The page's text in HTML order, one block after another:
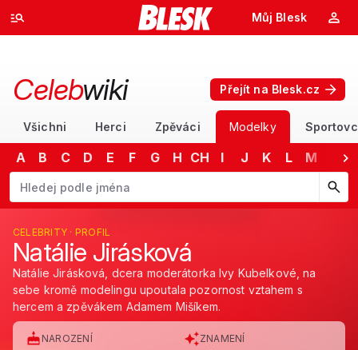
Můj Blesk
Celebwiki Přejít na Blesk.cz
Všichni Herci Zpěváci Modelky
A B C D E F G H CH I J K L M
Začněte psát jméno. Šipkami dolů a nahoru procházejte návrhy,
CELEBRITY · PROFIL
Natálie Jirásková
Natálie Jirásková, dcera moderátorka Ivy Kubelkové, na
sebe kromě modelingu upoutala pozornost vztahem s
hercem a zpěvákem Adamem Mišíkem.
NAROZENÍ ZNAMENÍ